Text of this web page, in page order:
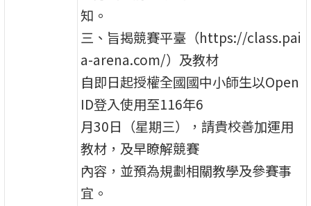
知。
三、旨揭競賽平臺（https://class.pai
a-arena.com/）及教材
自即日起授權全國國中小師生以Open
ID登入使用至116年6
月30日（星期三），請貴校善加運用
教材，及早瞭解競賽
內容，並預為規劃相關教學及參賽事
宜。